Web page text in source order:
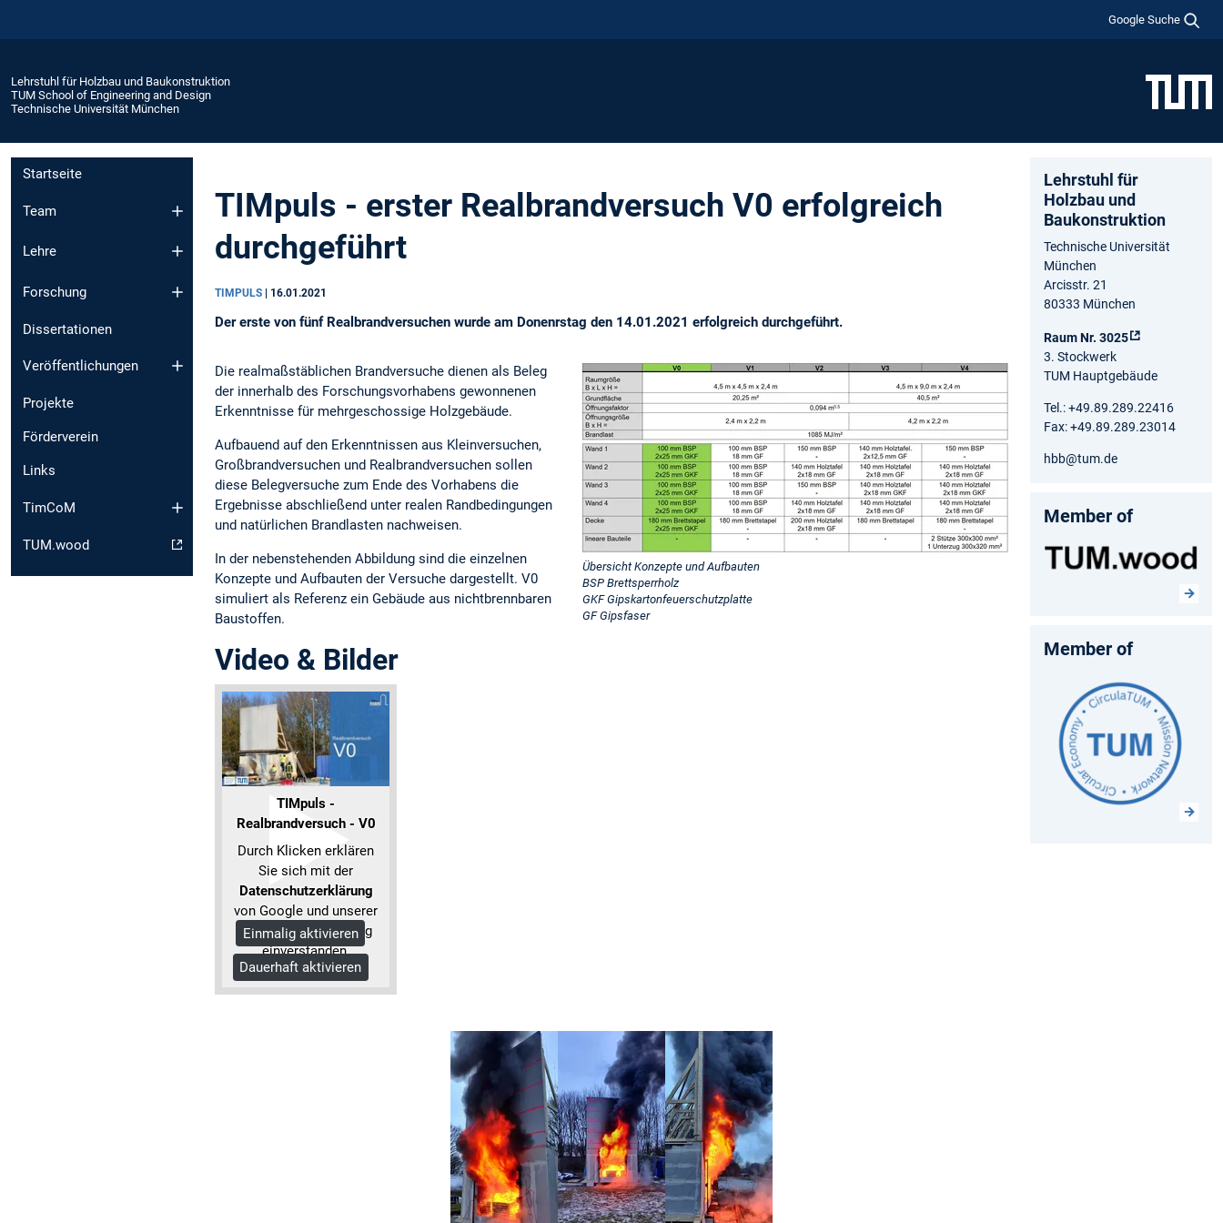
Google Suche
Lehrstuhl für Holzbau und Baukonstruktion
TUM School of Engineering and Design
Technische Universität München
Startseite
Team
Lehre
Forschung
Dissertationen
Veröffentlichungen
Projekte
Förderverein
Links
TimCoM
TUM.wood
TIMpuls - erster Realbrandversuch V0 erfolgreich
durchgeführt
TIMPULS | 16.01.2021
Der erste von fünf Realbrandversuchen wurde am Donenrstag den 14.01.2021 erfolgreich durchgeführt.
Übersicht Konzepte und Aufbauten
BSP Brettsperrholz
GKF Gipskartonfeuerschutzplatte
GF Gipsfaser
Die realmaßstäblichen Brandversuche dienen als Beleg
der innerhalb des Forschungsvorhabens gewonnenen
Erkenntnisse für mehrgeschossige Holzgebäude.
Aufbauend auf den Erkenntnissen aus Kleinversuchen,
Großbrandversuchen und Realbrandversuchen sollen
diese Belegversuche zum Ende des Vorhabens die
Ergebnisse abschließend unter realen Randbedingungen
und natürlichen Brandlasten nachweisen.
In der nebenstehenden Abbildung sind die einzelnen
Konzepte und Aufbauten der Versuche dargestellt. V0
simuliert als Referenz ein Gebäude aus nichtbrennbaren
Baustoffen.
Video & Bilder
TIMpuls -
Realbrandversuch - V0
Durch Klicken erklären
Sie sich mit der
Datenschutzerklärung
von Google und unserer
Datenschutzerklärung
einverstanden.
Mehr Informationen
Einmalig aktivieren
Dauerhaft aktivieren
Lehrstuhl für
Holzbau und
Baukonstruktion
Technische Universität
München
Arcisstr. 21
80333 München
Raum Nr. 3025
3. Stockwerk
TUM Hauptgebäude
Tel.: +49.89.289.22416
Fax: +49.89.289.23014
hbb@tum.de
Member of
Member of